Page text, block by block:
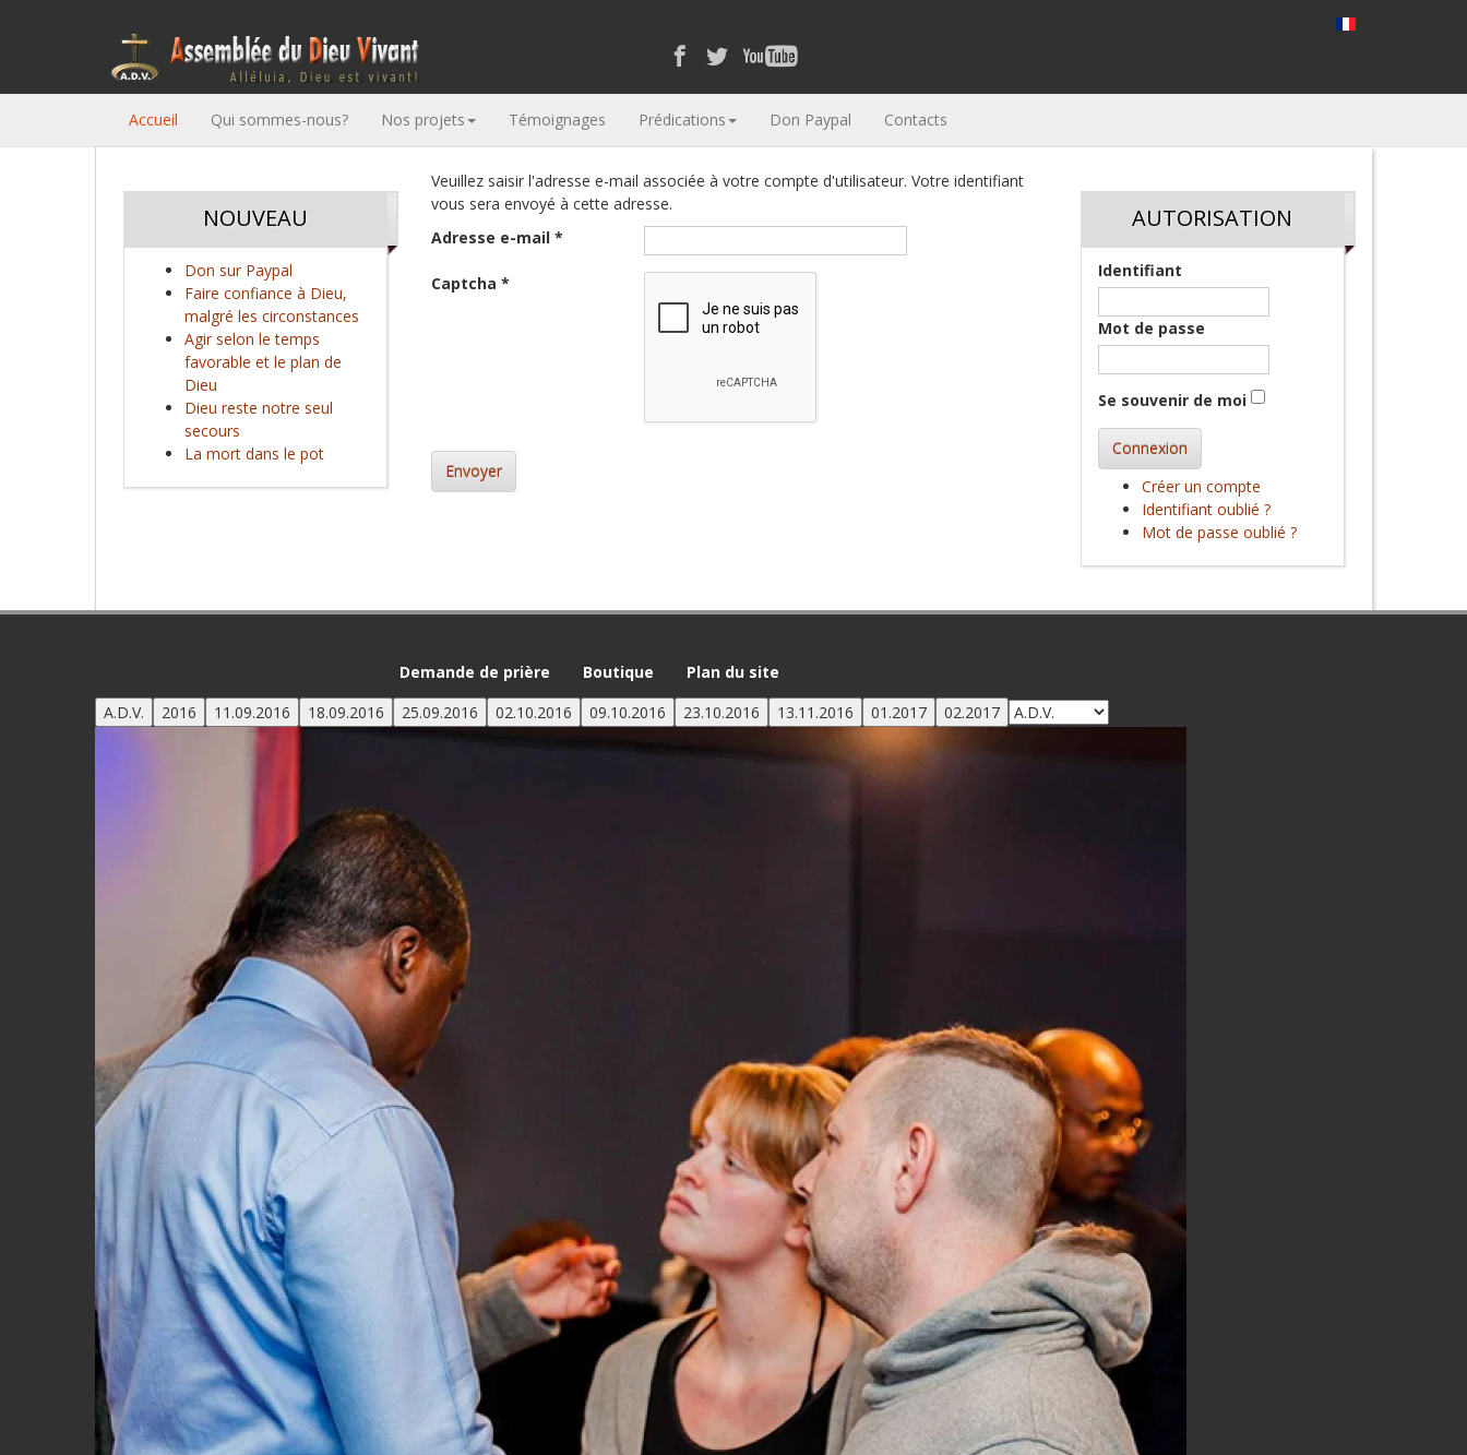
Accueil Qui sommes-nous? Nos projets Témoignages Prédications Don Paypal Contacts
NOUVEAU
Don sur Paypal
Faire confiance à Dieu,
malgré les circonstances
Agir selon le temps
favorable et le plan de
Dieu
Dieu reste notre seul
secours
La mort dans le pot
Veuillez saisir l'adresse e-mail associée à votre compte d'utilisateur. Votre identifiant
vous sera envoyé à cette adresse.
Adresse e-mail *
Captcha *
Envoyer
AUTORISATION
Identifiant
Mot de passe
Se souvenir de moi
Connexion
Créer un compte
Identifiant oublié ?
Mot de passe oublié ?
Demande de prière Boutique Plan du site